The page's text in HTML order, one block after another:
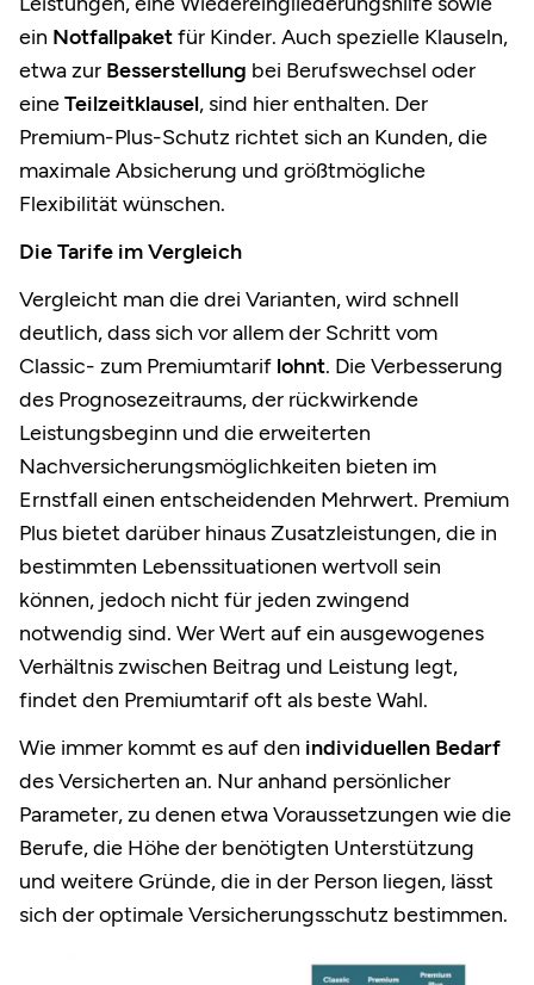
ein Notfallpaketfür Kinder. Auch spezielle Klauseln,
etwa zur Besserstellung bei Berufswechsel oder
eineTeilzeitklausel, sind hier enthalten. Der
Premium-Plus-Schutz richtet sich an Kunden, die
maximale Absicherung und größtmögliche
Flexibilität wünschen.
Die Tarife im Vergleich
Vergleicht man die drei Varianten, wird schnell
deutlich, dass sich vor allem der Schritt vom
Classic- zum Premiumtarif lohnt. Die Verbesserung
des Prognosezeitraums, der rückwirkende
Leistungsbeginn und die erweiterten
Nachversicherungsmöglichkeiten bieten im
Ernstfall einen entscheidenden Mehrwert. Premium
Plus bietet darüber hinaus Zusatzleistungen, die in
bestimmten Lebenssituationen wertvoll sein
können, jedoch nicht für jeden zwingend
notwendig sind. Wer Wert auf ein ausgewogenes
Verhältnis zwischen Beitrag und Leistung legt,
findet den Premiumtarif oft als beste Wahl.
Wie immer kommt es auf den individuellen Bedarf
des Versicherten an. Nur anhand persönlicher
Parameter, zu denen etwa Voraussetzungen wie die
Berufe, die Höhe der benötigten Unterstützung
und weitere Gründe, die in der Person liegen, lässt
sich der optimale Versicherungsschutz bestimmen.